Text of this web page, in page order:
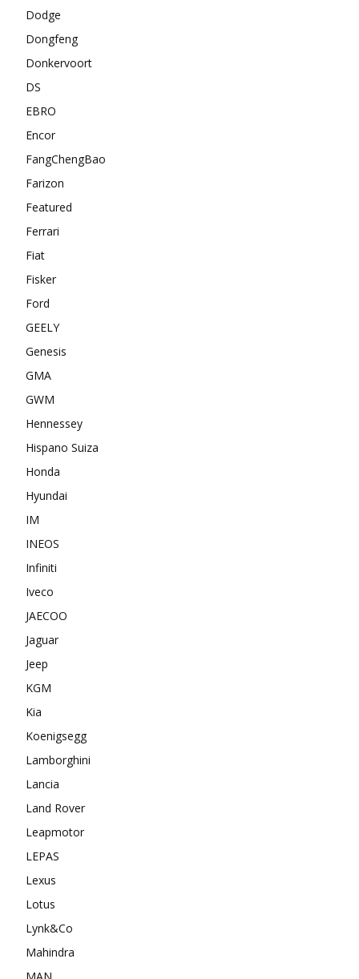
Dodge
Dongfeng
Donkervoort
DS
EBRO
Encor
FangChengBao
Farizon
Featured
Ferrari
Fiat
Fisker
Ford
GEELY
Genesis
GMA
GWM
Hennessey
Hispano Suiza
Honda
Hyundai
IM
INEOS
Infiniti
Iveco
JAECOO
Jaguar
Jeep
KGM
Kia
Koenigsegg
Lamborghini
Lancia
Land Rover
Leapmotor
LEPAS
Lexus
Lotus
Lynk&Co
Mahindra